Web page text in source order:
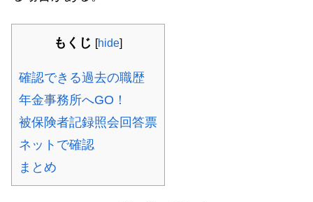
もくじ [hide]
確認できる過去の職歴
年金事務所へGO！
被保険者記録照会回答票
ネットで確認
まとめ